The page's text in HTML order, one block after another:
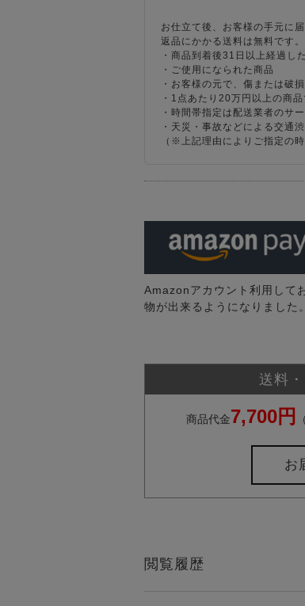
お仕立て後、お客様の手元に
返品にかかる送料は無料です
・商品到着後31日以上経過し
・ご使用になられた商品
・お客様の元で、傷または破
・1点あたり20万円以上の商
・時間帯指定は配送業者のサ
・天災・事故などによる交通
（※上記理由によりご指定の
Amazonアカウント利用して
物が出来るようになりました。
送料
商品代金7,700円
お
閲覧履歴